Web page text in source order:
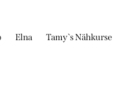
Elna Tamy`s Nähkurse